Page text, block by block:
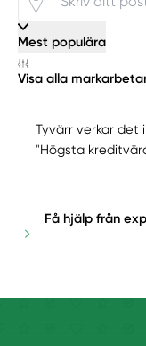
Mest populära
Visa alla
Tyvärr verkar
"Högsta
Få hjälp från